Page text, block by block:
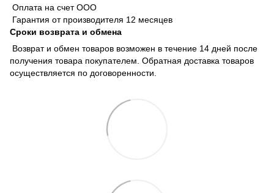
Оплата на счет ООО
Гарантия от производителя 12 месяцев
Сроки возврата и обмена
Возврат и обмен товаров возможен в течение 14 дней после
получения товара покупателем. Обратная доставка товаров
осуществляется по договоренности.